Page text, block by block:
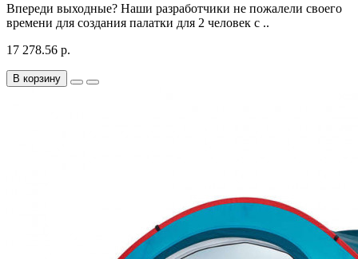
Впереди выходные? Наши разработчики не пожалели своего
времени для создания палатки для 2 человек с ..
17 278.56 р.
В корзину